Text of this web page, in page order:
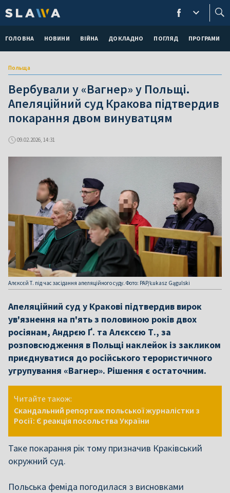
ГОЛОВНА НОВИНИ ВІЙНА ДОКЛАДНО ПОГЛЯД ПРОГРАМИ
Польща
Вербували у «Вагнер» у Польщі.
Апеляційний суд Кракова підтвердив
покарання двом винуватцям
09.02.2026, 14:31
Алєксєй Т. під час засідання апеляційного суду. Фото: PAP/Łukasz Gągulski
Апеляційний суд у Кракові підтвердив вирок
ув'язнення на п'ять з половиною років двох
росіянам, Андрєю Ґ. та Алєксєю Т., за
розповсюдження в Польщі наклейок із закликом
приєднуватися до російського терористичного
угрупування «Вагнер». Рішення є остаточним.
Читайте також:
Скандальний репортаж польської журналістки з
Росії: Є реакція посольства України
Таке покарання рік тому призначив Краківський
окружний суд.
Польська феміда погодилася з висновками